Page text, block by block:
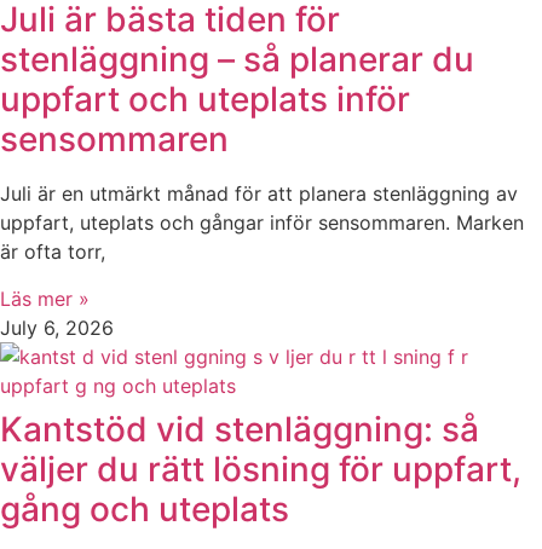
Juli är bästa tiden för
stenläggning – så planerar du
uppfart och uteplats inför
sensommaren
Juli är en utmärkt månad för att planera stenläggning av
uppfart, uteplats och gångar inför sensommaren. Marken
är ofta torr,
Läs mer »
July 6, 2026
Kantstöd vid stenläggning: så
väljer du rätt lösning för uppfart,
gång och uteplats